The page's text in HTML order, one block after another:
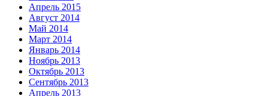
Апрель 2015
Август 2014
Май 2014
Март 2014
Январь 2014
Ноябрь 2013
Октябрь 2013
Сентябрь 2013
Апрель 2013